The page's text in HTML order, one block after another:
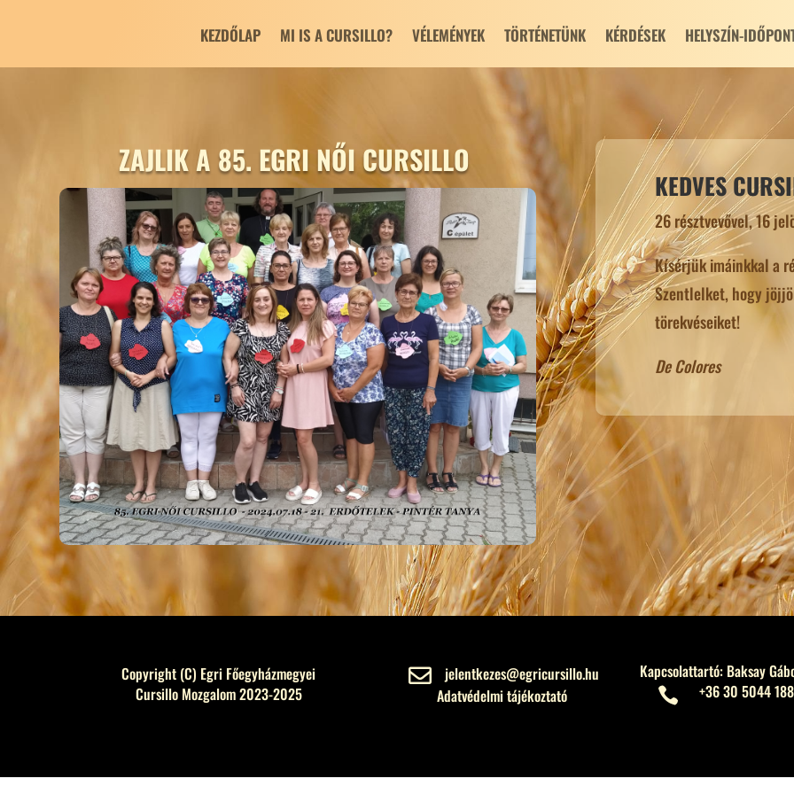
KEZDŐLAP MI IS A CURSILLO? VÉLEMÉNYEK TÖRTÉNETÜNK KÉRDÉSEK HELYSZÍN-
ZAJLIK A 85. EGRI NŐI CURSILLO
KEDVES
26 résztvevővel, 16
Kísérjük imáinkkal a
Szentlelket, hogy
törekvéseiket!
De Colores
Copyright (C) Egri Főegyházmegyei
Cursillo Mozgalom 2023-2025

jelentkezes@egricursillo.hu
Adatvédelmi tájékoztató
Kapcsolattartó: Baksay
 +36 30 5044 188